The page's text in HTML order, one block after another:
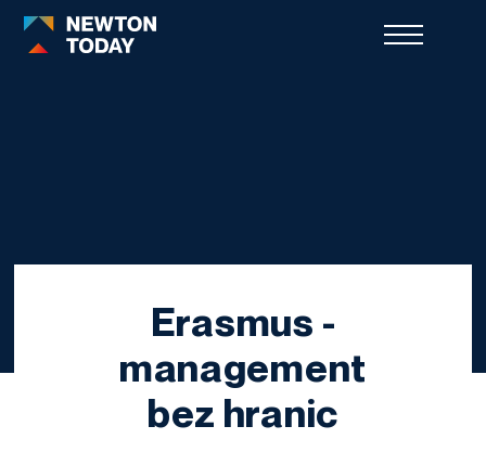
Erasmus -
management
bez hranic